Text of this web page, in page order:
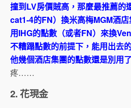
撞到LV房價賊高，那麼最推薦的
cat1-4的FN）換米高梅MGM酒
用IHG的點數（或者FN）來換
不糟蹋點數的前提下，能用出去
他幾個酒店集團的點數還是別用
疼……
2. 花現金